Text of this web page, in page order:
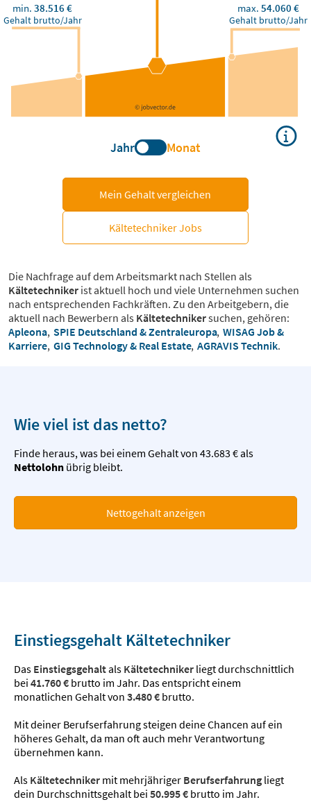
min.38.516 €
Gehalt brutto/Jahr
max.54.060 €
Gehalt brutto/Jahr
Jahr Monat
Mein Gehalt vergleichen
Kältetechniker Jobs
Die Nachfrage auf dem Arbeitsmarkt nach Stellen als
Kältetechniker ist aktuell hoch und viele Unternehmen suchen
nach entsprechenden Fachkräften. Zu den Arbeitgebern, die
aktuell nach Bewerbern als Kältetechnikersuchen, gehören:
Apleona, SPIE Deutschland & Zentraleuropa, WISAG Job &
Karriere, GIG Technology & Real Estate, AGRAVIS Technik.
Wie viel ist das netto?
Finde heraus, was bei einem Gehalt von 43.683 € als
Nettolohn übrig bleibt.
Nettogehalt anzeigen
Einstiegsgehalt Kältetechniker
Das Einstiegsgehaltals Kältetechniker liegt durchschnittlich
bei 41.760 € brutto im Jahr. Das entspricht einem
monatlichen Gehalt von 3.480 € brutto.
Mit deiner Berufserfahrung steigen deine Chancen auf ein
höheres Gehalt, da man oft auch mehr Verantwortung
übernehmen kann.
Als Kältetechniker mit mehrjähriger Berufserfahrung liegt
dein Durchschnittsgehalt bei 50.995 € brutto im Jahr.